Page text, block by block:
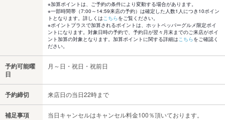
※加算ポイントは、ご予約の条件により変動する場合があります。
※一部時間帯（7:00～14:59来店の予約）は確定した人数1人につき10ポイン
トとなります。詳しくはこちらをご覧ください。
※ポイントプラスで加算されるポイントは、ホットペッパーグルメ限定ポイ
ントになります。対象日時の予約で、予約日が翌々月末までのご来店がポイ
ント加算の対象となります。加算ポイントに関する詳細はこちらをご確認く
ださい。
予約可能曜
日
月～日・祝日・祝前日
予約締切 来店日の当日22時まで
補足事項 当日キャンセルはキャンセル料金100％頂いております。